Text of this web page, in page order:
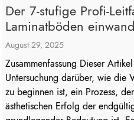
Der 7-stufige Profi-
Laminatböden
August 29, 2025
Zusammenfassung Dieser
Untersuchung darüber, wie die
zu beginnen ist, ein Prozess,
ästhetischen Erfolg der